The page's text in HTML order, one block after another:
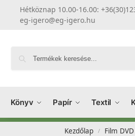
Hétköznap 10.00-16.00:
eg-igero@eg-igero.hu
Könyv Papír Textil
Kezdőlap / Film DVD